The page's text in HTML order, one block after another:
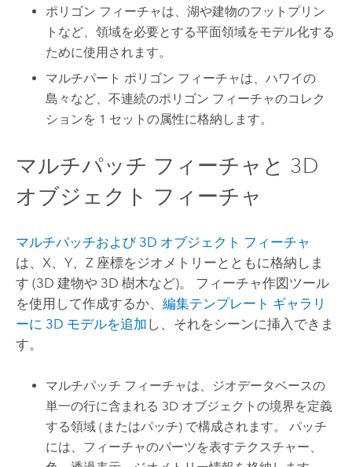
ポリゴン フィーチャは、湖や建物のフットプリン
トなど、領域を必要とする平面領域をモデル化する
ために使用されます。
マルチパート ポリゴン フィーチャは、ハワイの
島々など、不連続のポリゴン フィーチャのコレク
ションを 1 セットの属性に格納します。
マルチパッチ フィーチャと 3D
オブジェクト フィーチャ
マルチパッチおよび 3D オブジェクト フィーチャ
は、X、Y、Z 座標をジオメトリーとともに格納しま
す (3D 建物や 3D 樹木など)。 フィーチャ作図ツール
を使用して作成するか、 編集テンプレート ギャラリ
ーに 3D モデルを追加 し、それをシーンに挿入できま
す。
マルチパッチ フィーチャは、ジオデータベースの
単一の行に含まれる 3D オブジェクトの境界を定義
する領域 (またはパッチ) で構成されます。 パッチ
には、フィーチャのパーツを表すテクスチャー、